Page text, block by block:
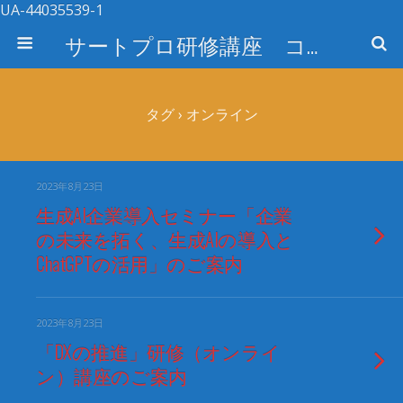
UA-44035539-1
サートプロ研修講座 コース検索
タグ › オンライン
2023年8月23日
生成AI企業導入セミナー「企業
の未来を拓く、生成AIの導入と
ChatGPTの活用」のご案内
2023年8月23日
「DXの推進」研修（オンライ
ン）講座のご案内